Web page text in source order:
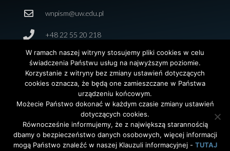
wnpism@uw.edu.pl
+48 22 55 20 218
© 2026 Wydział Nauk Politycznych i Studiów
Międzynarodowych. Uniwersytet Warszawski. All Rights
Reserved. Projekt i realizacja stronyAgencjaInterAktywni
W ramach naszej witryny stosujemy pliki cookies w celu
świadczenia Państwu usług na najwyższym poziomie.
Korzystanie z witryny bez zmiany ustawień dotyczących
cookies oznacza, że będą one zamieszczane w Państwa
urządzeniu końcowym.
Możecie Państwo dokonać w każdym czasie zmiany ustawień
dotyczących cookies.
Równocześnie informujemy, że z największą starannością
dbamy o bezpieczeństwo danych osobowych, więcej informacji
mogą Państwo znaleźć w naszej Klauzuli informacyjnej - TUTAJ